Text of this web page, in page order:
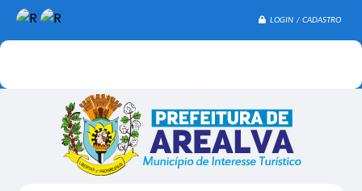
LOGIN / CADASTRO